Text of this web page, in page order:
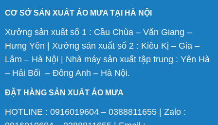
CƠ SỞ SẢN XUẤT ÁO MƯA TẠI HÀ NỘI
Xưởng sản xuất số 1 : Cầu Chùa – Văn Giang –
Hưng Yên | Xưởng sản xuất số 2 : Kiêu Kị – Gia –
Lâm – Hà Nội | Nhà máy sản xuất tập trung : Yên Hà
– Hải Bối – Đông Anh – Hà Nội.
ĐẶT HÀNG SẢN XUẤT ÁO MƯA
HOTLINE : 0916019604 – 0388811655 | Zalo :